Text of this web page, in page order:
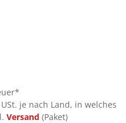
je nach Land, in welches
Versand (Paket)